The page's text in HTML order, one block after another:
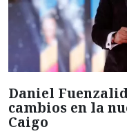
Daniel
cambios en la
Caigo